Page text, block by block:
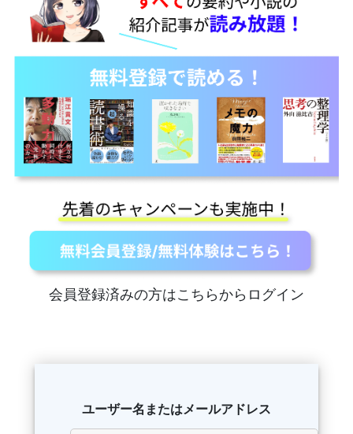
会員登録済みの方はこちらからログイン
ユーザー名またはメールアドレス